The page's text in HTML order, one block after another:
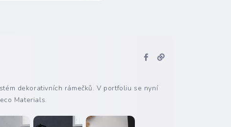
dekorativních rámečků. V portfoliu se nyní
Materials.